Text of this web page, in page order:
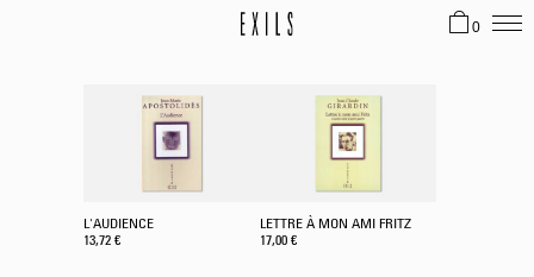
0
L'AUDIENCE
13,72 €
LETTRE À MON AMI FRITZ
17,00 €